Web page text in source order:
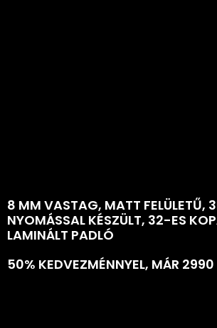
8 MM VASTAG, MATT FELÜLETŰ,
NYOMÁSSAL KÉSZÜLT, 32-ES
LAMINÁLT PADLÓ
50% KEDVEZMÉNNYEL, MÁR